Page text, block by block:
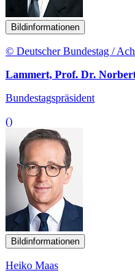
Bildinformationen
© Deutscher Bundestag /
Lammert, Prof. Dr.
Bundestagspräsident
()
Bildinformationen
Heiko Maas